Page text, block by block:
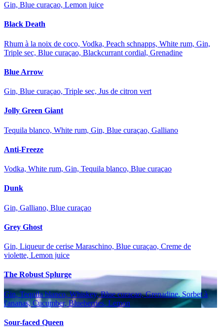
Gin, Blue curaçao, Lemon juice
Black Death
Rhum à la noix de coco, Vodka, Peach schnapps, White rum, Gin,
Triple sec, Blue curaçao, Blackcurrant cordial, Grenadine
Blue Arrow
Gin, Blue curaçao, Triple sec, Jus de citron vert
Jolly Green Giant
Tequila blanco, White rum, Gin, Blue curaçao, Galliano
Anti-Freeze
Vodka, White rum, Gin, Tequila blanco, Blue curaçao
Dunk
Gin, Galliano, Blue curaçao
Grey Ghost
Gin, Liqueur de cerise Maraschino, Blue curaçao, Creme de
violette, Lemon juice
The Robust Splurge
Gin, Tequila blanco, Whiskey, Blue curaçao, Grenadine, Sorbet à
l'ananas, Cucumber, Blueberries, Lemon
Sour-faced Queen